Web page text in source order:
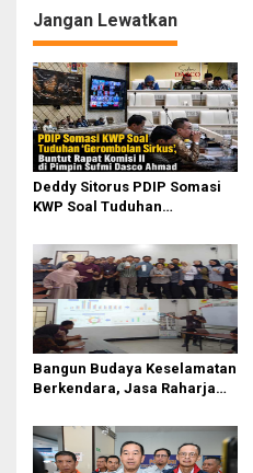
g
a
s
i
p
o
s
Jangan Lewatkan
Deddy Sitorus PDIP Somasi
KWP Soal Tuduhan
Rapat Komisi II Dipimpin
Sufmi Dasco Ahmad
Bangun Budaya Keselamatan
Berkendara, Jasa Raharja
Pasifik Medan Industri